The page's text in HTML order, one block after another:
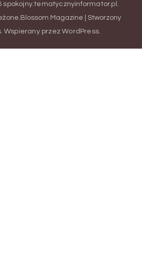
spokojny.tematycznyinformator.pl .
Blossom Magazine | Stworzony
. Wspierany przezWordPress.